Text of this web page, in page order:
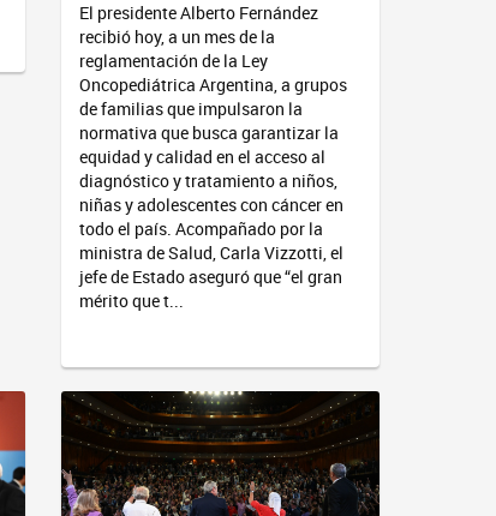
El presidente Alberto Fernández
recibió hoy, a un mes de la
reglamentación de la Ley
Oncopediátrica Argentina, a grupos
de familias que impulsaron la
normativa que busca garantizar la
equidad y calidad en el acceso al
diagnóstico y tratamiento a niños,
niñas y adolescentes con cáncer en
todo el país. Acompañado por la
ministra de Salud, Carla Vizzotti, el
jefe de Estado aseguró que “el gran
mérito que t...